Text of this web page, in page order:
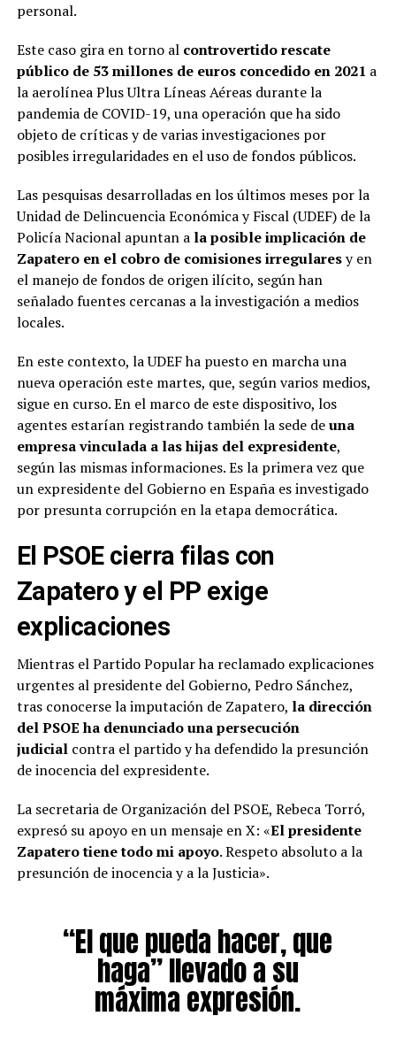
personal.
Este caso gira en torno al controvertido rescate
público de 53 millones de euros concedido en 2021 a
la aerolínea Plus Ultra Líneas Aéreas durante la
pandemia de COVID-19, una operación que ha sido
objeto de críticas y de varias investigaciones por
posibles irregularidades en el uso de fondos públicos.
Las pesquisas desarrolladas en los últimos meses por la
Unidad de Delincuencia Económica y Fiscal (UDEF) de la
Policía Nacional apuntan a la posible implicación de
Zapatero en el cobro de comisiones irregularesy en
el manejo de fondos de origen ilícito, según han
señalado fuentes cercanas a la investigación a medios
locales.
En este contexto, la UDEF ha puesto en marcha una
nueva operación este martes, que, según varios medios,
sigue en curso. En el marco de este dispositivo, los
agentes estarían registrando también la sede deuna
empresa vinculada a las hijas del expresidente,
según las mismas informaciones. Es la primera vez que
un expresidente del Gobierno en España es investigado
por presunta corrupción en la etapa democrática.
El PSOE cierra filas con
Zapatero y el PP exige
explicaciones
Mientras el Partido Popular ha reclamado explicaciones
urgentes al presidente del Gobierno, Pedro Sánchez,
tras conocerse la imputación de Zapatero, la dirección
del PSOE ha denunciado una persecución
judicialcontra el partido y ha defendido la presunción
de inocencia del expresidente.
La secretaria de Organización del PSOE, Rebeca Torró,
expresó su apoyo en un mensaje en X: «El presidente
Zapatero tiene todo mi apoyo. Respeto absoluto a la
presunción de inocencia y a la Justicia».
“El que pueda hacer, que
haga” llevado a su
máxima expresión.